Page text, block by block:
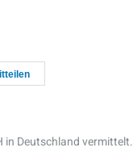
in Deutschland vermittelt.